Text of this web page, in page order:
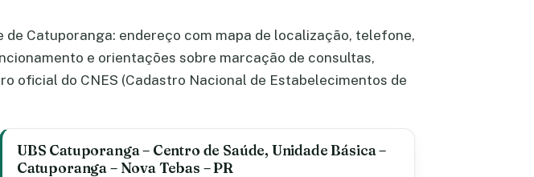
Catuporanga: endereço com mapa de localização, telefone,
e orientações sobre marcação de consultas,
oficial do CNES (Cadastro Nacional de Estabelecimentos de
UBS Catuporanga – Centro de Saúde, Unidade Básica –
Catuporanga – Nova Tebas – PR